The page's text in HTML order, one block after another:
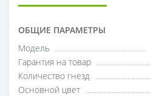
ОБЩИЕ ПАРАМЕТРЫ
Модель
Гарантия на товар
Количество гнезд
Основной цвет